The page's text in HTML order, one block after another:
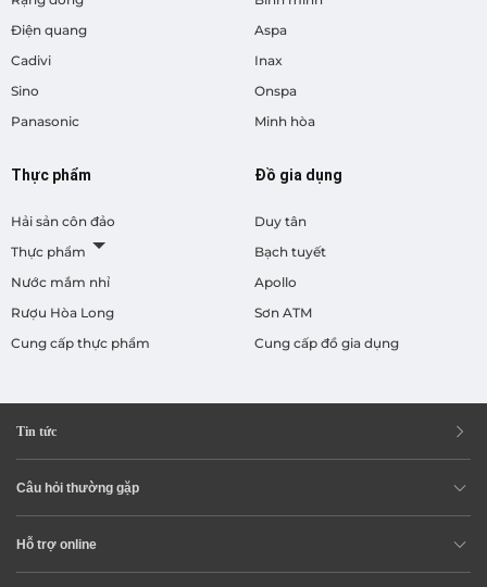
Điện quang
Cadivi
Sino
Panasonic
Aspa
Inax
Onspa
Minh hòa
Thực phẩm
Hải sản côn đảo
Thực phẩm
Nước mắm nhỉ
Rượu Hòa Long
Cung cấp thực phẩm
Đồ gia dụng
Duy tân
Bạch tuyết
Apollo
Sơn ATM
Cung cấp đồ gia dụng
Tin tức
Câu hỏi thường gặp
Hỗ trợ online